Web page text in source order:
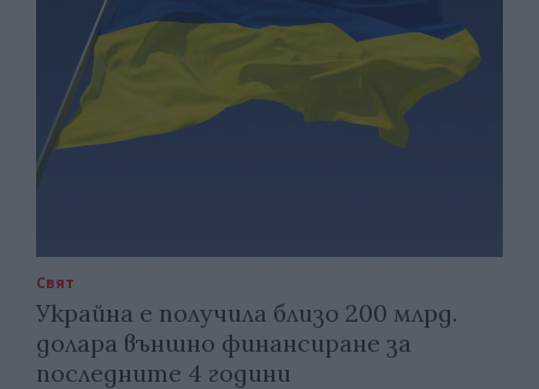
Свят
Украйна е получила близо 200 млрд.
долара външно финансиране за
последните 4 години